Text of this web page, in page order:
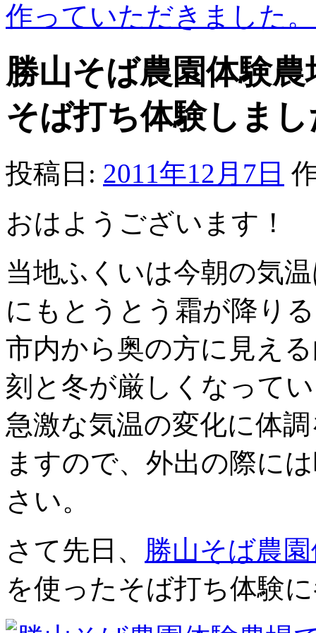
作っていただきました
勝山そば農園体験
そば打ち体験しま
投稿日: 2011年12月7日
おはようございます！
当地ふくいは今朝の気
にもとうとう霜が降り
市内から奥の方に見え
刻と冬が厳しくなって
急激な気温の変化に体
ますので、外出の際に
さい。
さて先日、 勝山そば農
を使ったそば打ち体験